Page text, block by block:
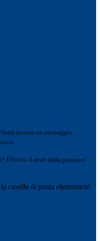
Verrà inviato un messaggio
Effettua il reset della password
casella di posta elettronica!